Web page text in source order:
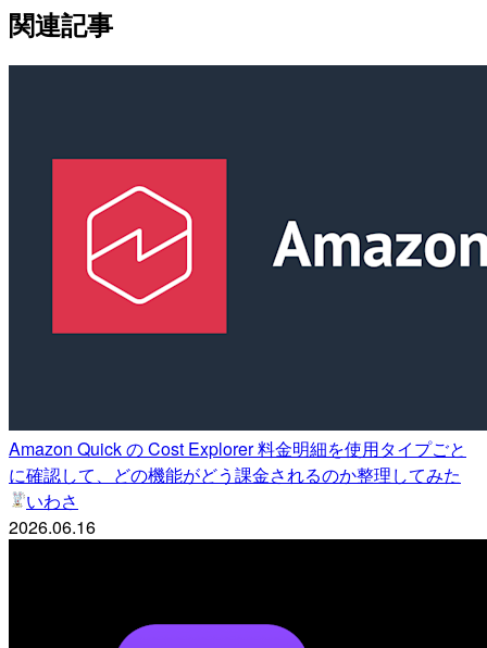
関連記事
Amazon Quick の Cost Explorer 料金明細を使用タイプごと
に確認して、どの機能がどう課金されるのか整理してみた
いわさ
2026.06.16